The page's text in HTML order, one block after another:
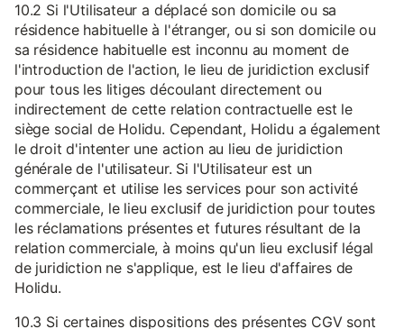
10.2 Si l'Utilisateur a déplacé son domicile ou sa
résidence habituelle à l'étranger, ou si son domicile ou
sa résidence habituelle est inconnu au moment de
l'introduction de l'action, le lieu de juridiction exclusif
pour tous les litiges découlant directement ou
indirectement de cette relation contractuelle est le
siège social de Holidu. Cependant, Holidu a également
le droit d'intenter une action au lieu de juridiction
générale de l'utilisateur. Si l'Utilisateur est un
commerçant et utilise les services pour son activité
commerciale, le lieu exclusif de juridiction pour toutes
les réclamations présentes et futures résultant de la
relation commerciale, à moins qu'un lieu exclusif légal
de juridiction ne s'applique, est le lieu d'affaires de
Holidu.
10.3 Si certaines dispositions des présentes CGV sont